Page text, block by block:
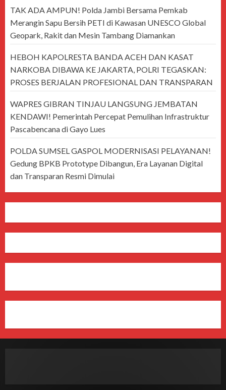
TAK ADA AMPUN! Polda Jambi Bersama Pemkab
Merangin Sapu Bersih PETI di Kawasan UNESCO Global
Geopark, Rakit dan Mesin Tambang Diamankan
HEBOH KAPOLRESTA BANDA ACEH DAN KASAT
NARKOBA DIBAWA KE JAKARTA, POLRI TEGASKAN:
PROSES BERJALAN PROFESIONAL DAN TRANSPARAN
WAPRES GIBRAN TINJAU LANGSUNG JEMBATAN
KENDAWI! Pemerintah Percepat Pemulihan Infrastruktur
Pascabencana di Gayo Lues
POLDA SUMSEL GASPOL MODERNISASI PELAYANAN!
Gedung BPKB Prototype Dibangun, Era Layanan Digital
dan Transparan Resmi Dimulai